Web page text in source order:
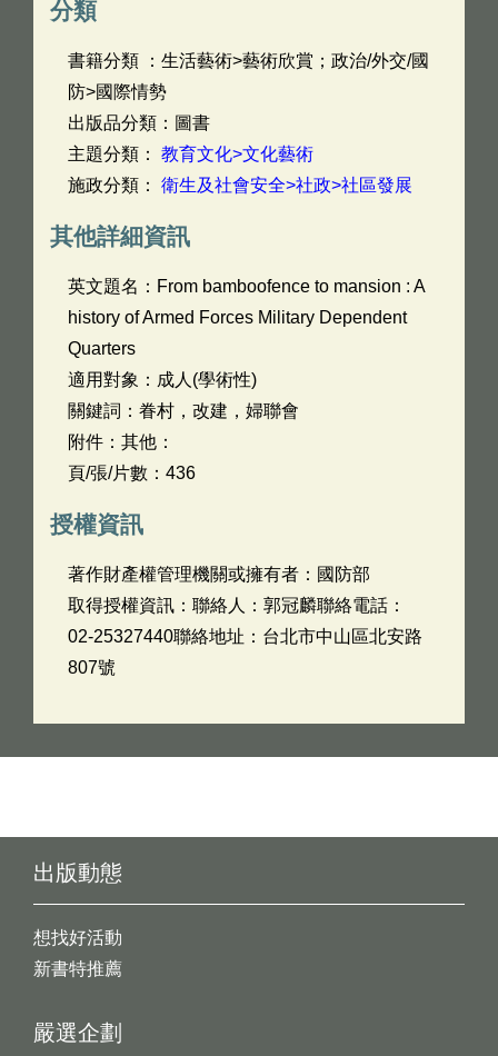
分類
書籍分類 ：生活藝術>藝術欣賞；政治/外交/國
防>國際情勢
出版品分類：圖書
主題分類： 教育文化>文化藝術
施政分類： 衛生及社會安全>社政>社區發展
其他詳細資訊
英文題名： From bamboofence to mansion : A
history of Armed Forces Military Dependent
Quarters
適用對象：成人(學術性)
關鍵詞：眷村，改建，婦聯會
附件：其他：
頁/張/片數：436
授權資訊
著作財產權管理機關或擁有者：國防部
取得授權資訊：聯絡人：郭冠麟聯絡電話：
02-25327440聯絡地址：台北市中山區北安路
807號
出版動態
想找好活動
新書特推薦
嚴選企劃